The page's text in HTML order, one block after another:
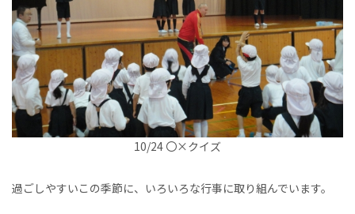
10/24 〇×クイズ
過ごしやすいこの季節に、いろいろな行事に取り組んでいます。